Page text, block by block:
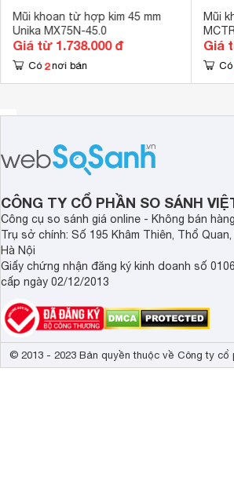
Mũi khoan từ hợp kim 45 mm
Unika MX75N-45.0
Giá từ 1.738.000 đ
Có 2 nơi bán
Mũi
Giá
Có
CÔNG TY CỔ PHẦN SO SÁNH
Công cụ so sánh giá online - Không bán hàng
Trụ sở chính: Số 195 Khâm Thiên, Thổ
Hà Nội
Giấy chứng nhận đăng ký kinh doanh số
cấp ngày 02/12/2013
© 2013 - 2023 Bản quyền thuộc về Công ty cổ